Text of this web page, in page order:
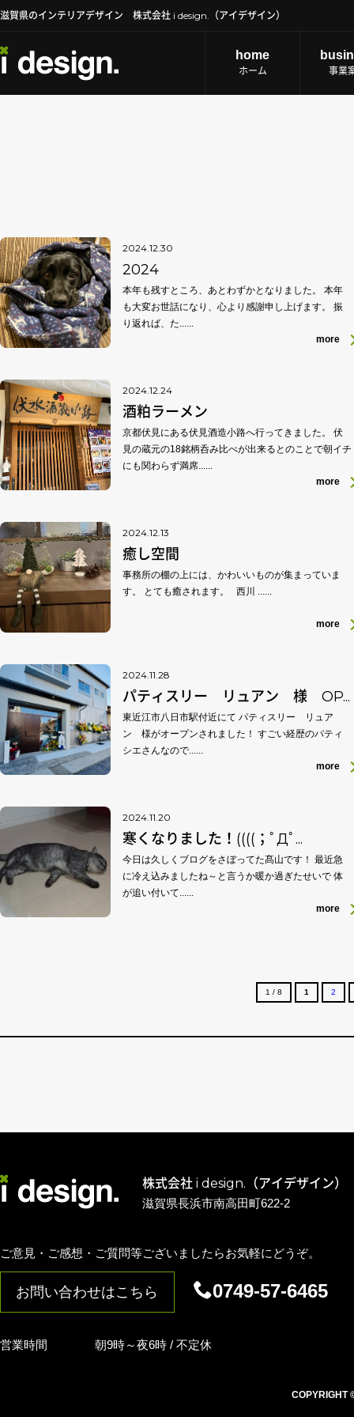
滋賀県のインテリアデザイン 株式会社 i design.（アイデザイン）
home
ホーム 事業
2024.12.30
2024
本年も残すところ、あとわずかとなりました。 本年
も大変お世話になり、心より感謝申し上げます。 振
り返れば、た......
more
2024.12.24
酒粕ラーメン
京都伏見にある伏見酒造小路へ行ってきました。 伏
見の蔵元の18銘柄呑み比べが出来るとのことで朝イチ
にも関わらず満席......
more
2024.12.13
癒し空間
事務所の棚の上には、かわいいものが集まっていま
す。 とても癒されます。 西川 ......
more
2024.11.28
パティスリー リュアン 様 OP...
東近江市八日市駅付近にて パティスリー リュア
ン 様がオープンされました！ すごい経歴のパティ
シエさんなので......
more
2024.11.20
寒くなりました！((((；ﾟДﾟ...
今日は久しくブログをさぼってた髙山です！ 最近急
に冷え込みましたね～と言うか暖か過ぎたせいで 体
が追い付いて......
more
1 / 8 1 2
株式会社 i design.（アイデザイン）
滋賀県長浜市南高田町622-2
ご意見・ご感想・ご質問等ございましたらお気軽にどうぞ。
お問い合わせはこちら 0749-57-6465
営業時間 朝9時～夜6時 / 不定休